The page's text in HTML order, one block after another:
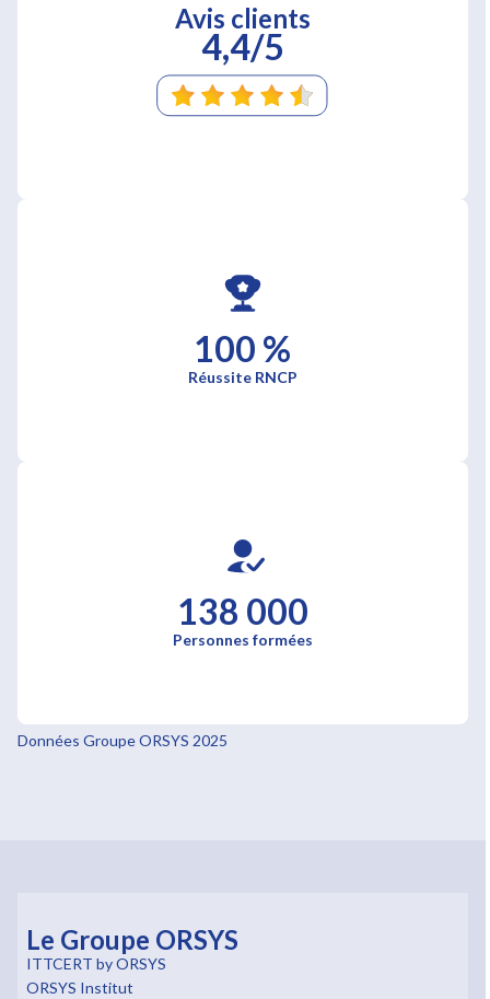
Avis clients
4,4/5
100 %
Réussite RNCP
138 000
Personnes formées
Données Groupe ORSYS 2025
Le Groupe ORSYS
ITTCERT by ORSYS
ORSYS Institut